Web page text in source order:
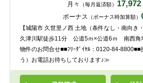
月々 （毎月返済額） 17,972
ボーナス （ボーナス時加算額）
【城陽市 久世里ノ西 土地（条件なし・南向き
久津川駅徒歩11分 公道5ｍ×公道6ｍ 南西
物件のお問合せ■■ﾌﾘｰﾀﾞｲﾔﾙ：0120-84-8800■■
う）お電話お待ちしております♪≫